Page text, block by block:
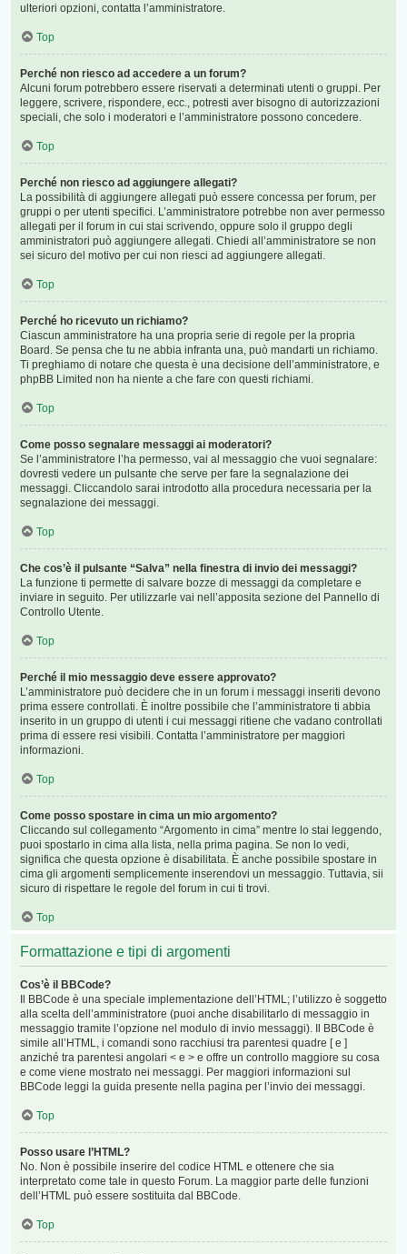
ulteriori opzioni, contatta l’amministratore.
Top
Perché non riesco ad accedere a un forum?
Alcuni forum potrebbero essere riservati a determinati utenti o gruppi. Per
leggere, scrivere, rispondere, ecc., potresti aver bisogno di autorizzazioni
speciali, che solo i moderatori e l’amministratore possono concedere.
Top
Perché non riesco ad aggiungere allegati?
La possibilità di aggiungere allegati può essere concessa per forum, per
gruppi o per utenti specifici. L’amministratore potrebbe non aver permesso
allegati per il forum in cui stai scrivendo, oppure solo il gruppo degli
amministratori può aggiungere allegati. Chiedi all’amministratore se non
sei sicuro del motivo per cui non riesci ad aggiungere allegati.
Top
Perché ho ricevuto un richiamo?
Ciascun amministratore ha una propria serie di regole per la propria
Board. Se pensa che tu ne abbia infranta una, può mandarti un richiamo.
Ti preghiamo di notare che questa è una decisione dell’amministratore, e
phpBB Limited non ha niente a che fare con questi richiami.
Top
Come posso segnalare messaggi ai moderatori?
Se l’amministratore l’ha permesso, vai al messaggio che vuoi segnalare:
dovresti vedere un pulsante che serve per fare la segnalazione dei
messaggi. Cliccandolo sarai introdotto alla procedura necessaria per la
segnalazione dei messaggi.
Top
Che cos’è il pulsante “Salva” nella finestra di invio dei messaggi?
La funzione ti permette di salvare bozze di messaggi da completare e
inviare in seguito. Per utilizzarle vai nell’apposita sezione del Pannello di
Controllo Utente.
Top
Perché il mio messaggio deve essere approvato?
L’amministratore può decidere che in un forum i messaggi inseriti devono
prima essere controllati. È inoltre possibile che l’amministratore ti abbia
inserito in un gruppo di utenti i cui messaggi ritiene che vadano controllati
prima di essere resi visibili. Contatta l’amministratore per maggiori
informazioni.
Top
Come posso spostare in cima un mio argomento?
Cliccando sul collegamento “Argomento in cima” mentre lo stai leggendo,
puoi spostarlo in cima alla lista, nella prima pagina. Se non lo vedi,
significa che questa opzione è disabilitata. È anche possibile spostare in
cima gli argomenti semplicemente inserendovi un messaggio. Tuttavia, sii
sicuro di rispettare le regole del forum in cui ti trovi.
Top
Formattazione e tipi di argomenti
Cos’è il BBCode?
Il BBCode è una speciale implementazione dell’HTML; l’utilizzo è soggetto
alla scelta dell’amministratore (puoi anche disabilitarlo di messaggio in
messaggio tramite l’opzione nel modulo di invio messaggi). Il BBCode è
simile all’HTML, i comandi sono racchiusi tra parentesi quadre [ e ]
anziché tra parentesi angolari < e > e offre un controllo maggiore su cosa
e come viene mostrato nei messaggi. Per maggiori informazioni sul
BBCode leggi la guida presente nella pagina per l’invio dei messaggi.
Top
Posso usare l’HTML?
No. Non è possibile inserire del codice HTML e ottenere che sia
interpretato come tale in questo Forum. La maggior parte delle funzioni
dell’HTML può essere sostituita dal BBCode.
Top